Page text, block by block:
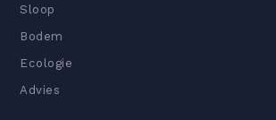
Sloop
Bodem
Ecologie
Advies